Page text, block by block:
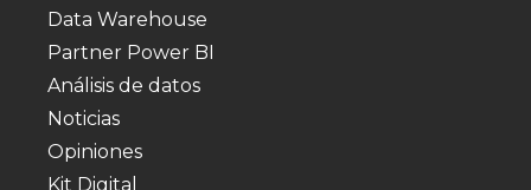
Data Warehouse
Partner Power BI
Análisis de datos
Noticias
Opiniones
Kit Digital